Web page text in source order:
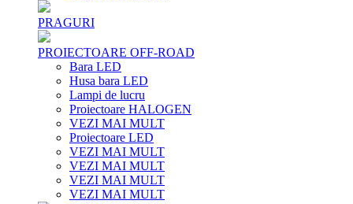
PRAGURI
PROIECTOARE OFF-ROAD
Bara LED
Husa bara LED
Lampi de lucru
Proiectoare HALOGEN
VEZI MAI MULT
Proiectoare LED
VEZI MAI MULT
VEZI MAI MULT
VEZI MAI MULT
VEZI MAI MULT